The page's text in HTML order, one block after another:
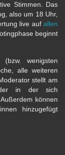
Stimmen. Das
also um 18 Uhr,
live auf allen
beginnt
wenigsten
alle weiteren
stellt am
in der sich
können
hinzugefügt